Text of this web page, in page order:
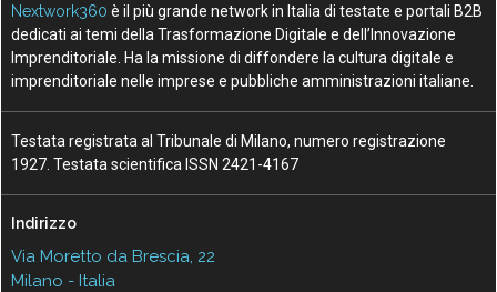
Nextwork360 è il più grande network in Italia di testate e portali B2B
dedicati ai temi della Trasformazione Digitale e dell’Innovazione
Imprenditoriale. Ha la missione di diffondere la cultura digitale e
imprenditoriale nelle imprese e pubbliche amministrazioni italiane.
Testata registrata al Tribunale di Milano, numero registrazione
1927. Testata scientifica ISSN 2421-4167
Indirizzo
Via Moretto da Brescia, 22
Milano - Italia